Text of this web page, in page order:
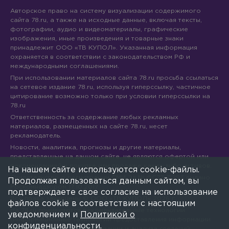
Color
Opacity
Caption Area Background
Color
Opacity
Text Edge Style
Font Family
Reset
Авторское право на систему визуализации содержимого
сайта 78.ru, а также на исходные данные, включая тексты,
фотографии, аудио и видеоматериалы, графические
изображения, иные произведения и товарные знаки
принадлежит ООО «ТВ КУПОЛ». Указанная информация
охраняется в соответствии с законодательством РФ и
международными соглашениями.
При использовании материалов сайта 78.ru просьба ссылаться
на сетевое издание 78.ru, используя гиперссылку, частичное
цитирование возможно только при условии гиперссылки на
78.ru
Ответственность за содержание любых рекламных
материалов, размещенных на сайте 78.ru, несет
рекламодатель.
Новости, аналитика, прогнозы и другие материалы,
представленные на данном сайте, не являются офертой или
рекомендацией к покупке или продаже каких-либо активов.
Свидетельство о регистрации СМИ Эл № ФС77-71293 выдано
Все права защищены © ООО «ТВ КУПОЛ»
На 78.ru применяются рекомендательные технологии
(информационные технологии предоставления информации
На нашем сайте используются cookie-файлы.
Продолжая пользоваться данным сайтом, вы
подтверждаете свое согласие на использование
файлов cookie в соответствии с настоящим
уведомлением и
Политикой о
конфиденциальности.